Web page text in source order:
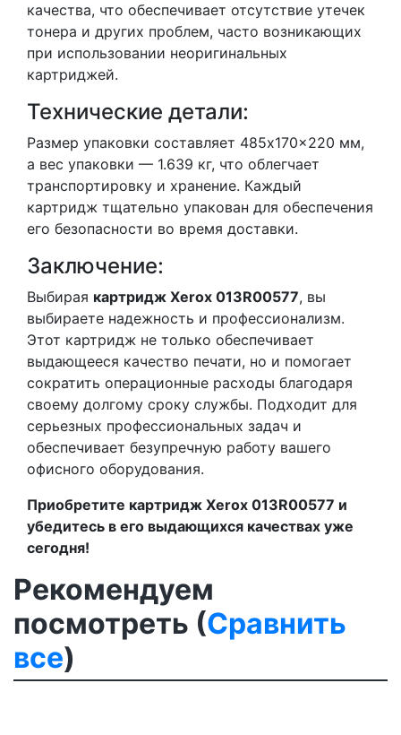
качества, что обеспечивает отсутствие утечек
тонера и других проблем, часто возникающих
при использовании неоригинальных
картриджей.
Технические детали:
Размер упаковки составляет 485x170x220 мм,
а вес упаковки — 1.639 кг, что облегчает
транспортировку и хранение. Каждый
картридж тщательно упакован для обеспечения
его безопасности во время доставки.
Заключение:
Выбирая картридж Xerox 013R00577, вы
выбираете надежность и профессионализм.
Этот картридж не только обеспечивает
выдающееся качество печати, но и помогает
сократить операционные расходы благодаря
своему долгому сроку службы. Подходит для
серьезных профессиональных задач и
обеспечивает безупречную работу вашего
офисного оборудования.
Приобретите картридж Xerox 013R00577 и
убедитесь в его выдающихся качествах уже
сегодня!
Рекомендуем
посмотреть (Сравнить
все)